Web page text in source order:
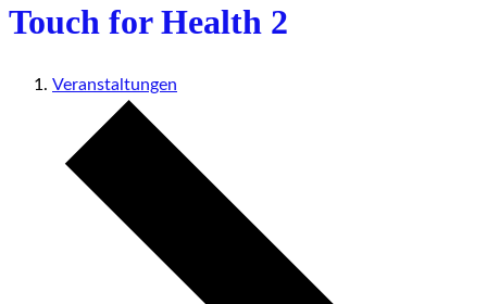
Touch for Health 2
Veranstaltungen